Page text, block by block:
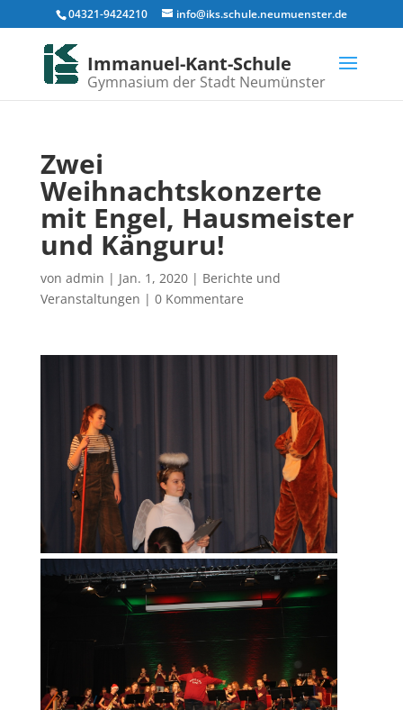
04321-9424210 info@iks.schule.neumuenster.de
Immanuel-Kant-Schule
Gymnasium der Stadt Neumünster
Zwei
Weihnachtskonzerte
mit Engel, Hausmeister
und Känguru!
von admin | Jan. 1, 2020| Berichte und
Veranstaltungen | 0 Kommentare